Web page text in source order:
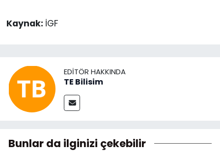
Kaynak: İGF
EDITÖR HAKKINDA
TE Bilisim
Bunlar da ilginizi çekebilir